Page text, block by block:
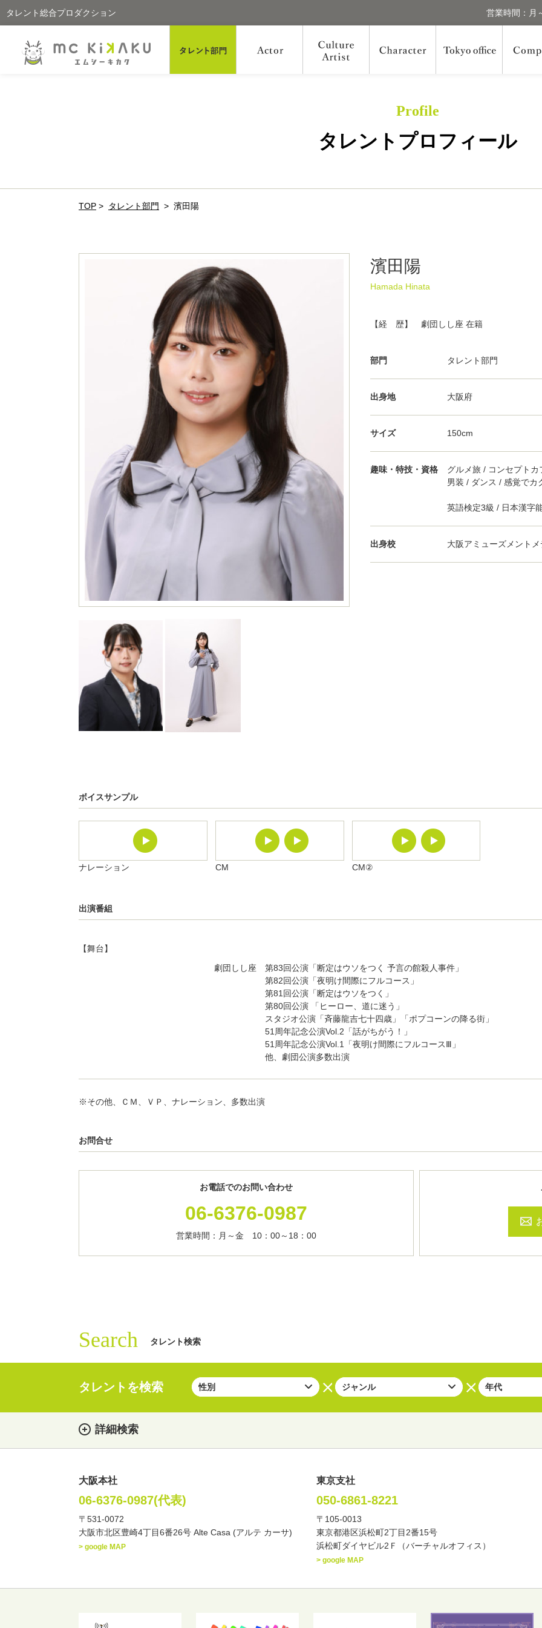
タレント総合プロダクション 営業時間：
Profile
タレントプロフィール
TOP > タレント部門 > 濱田陽
濱田陽
Hamada Hinata
【経 歴】 劇団しし座 在籍
部門 タレント部門
出身地 大阪府
サイズ 150cm
趣味・特技・資格
グルメ旅 / コンセプトカ
男装 / ダンス / 感覚でカ
英語検定3級 / 日本漢字
出身校 大阪アミューズメント
ボイスサンプル
ナレーション CM CM②
出演番組
【舞台】
劇団しし座 第83回公演「断定はウソをつく 予言の館殺人事件」
第82回公演「夜明け間際にフルコース」
第81回公演「断定はウソをつく」
第80回公演 「ヒーロー、道に迷う」
スタジオ公演「斉藤龍吉七十四歳」「ポプコーンの降る街」
51周年記念公演Vol.2「話がちがう！」
51周年記念公演Vol.1「夜明け間際にフルコースⅢ」
他、劇団公演多数出演
※その他、ＣＭ、ＶＰ、ナレーション、多数出演
お問合せ
お電話でのお問い合わせ
06-6376-0987
営業時間：月～金 10：00～18：00
Search タレント検索
タレントを検索
詳細検索
・性別
・ジャンル お笑い・バラエティー
講談 モーションアクター
歳～ 歳
大阪本社
06-6376-0987(代表)
〒531-0072
大阪市北区豊崎4丁目6番26号 Alte Casa (アルテ カーサ)
> google MAP
東京支社
050-6861-8221
〒105-0013
東京都港区浜松町2丁目2番15号
浜松町ダイヤビル2Ｆ（バーチャルオフィス）
> google MAP